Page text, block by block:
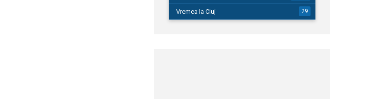
Vremea la Cluj 29